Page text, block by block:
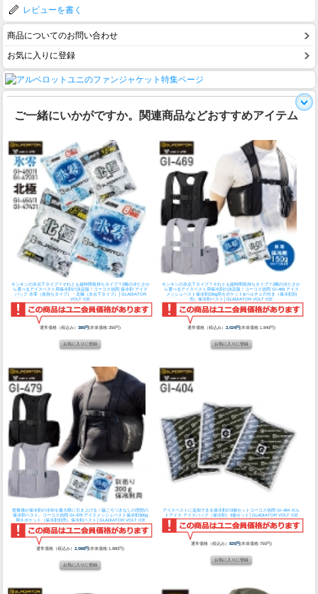
レビューを書く
商品についてのお問い合わせ
お気に入りに登録
ご一緒にいかがですか。関連商品などおすすめアイテム
キンキンの氷点下タイプ？それとも超時間長持ちタイプ？2種の冷たさか
ら選べるアイスベスト用保冷剤の決定版！ コーコス信岡 保冷剤 アイス
パック 氷零（長持ちタイプ）・北極（氷点下タイプ）│GLADIATOR
VOLT ICE
通常価格（税込み）385円(本体価格:350円)
キンキンの氷点下タイプ？それとも超時間長持ちタイプ？2種の冷たさか
ら選べるアイスベスト用保冷剤の決定版！ コーコス信岡 GI-469 アイス
メッシュベスト保冷剤150g用６ポケット&ペルチェ穴付き（保冷剤別
売）保冷剤ベスト│GLADIATOR VOLT ICE
通常価格（税込み） 2,024円(本体価格:1,840円)
密着感が保冷剤の冷却を最大限に引き上げる！脇ごろつきなしの理想の
保冷剤ベスト。
コーコス信岡 GI-479 アイスメッシュベスト保冷剤300g
用６ポケット（保冷剤別売）保冷剤ベスト│GLADIATOR VOLT ICE
通常価格（税込み）2,068円(本体価格:1,880円)
アイスベストに追加できる保冷剤の3個セット コーコス信岡 GI-404 ボル
トアイス アイスパック（保冷剤）3個セット│GLADIATOR VOLT ICE
通常価格（税込み） 825円(本体価格:750円)